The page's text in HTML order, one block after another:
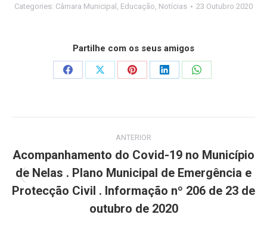
Categories: Câmara Municipal , Educação, Notícias 23 Outubro 2020
Partilhe com os seus amigos
Share
Share
Share
Share
Share
navigation
ANTERIOR
Previous
post:
Acompanhamento do Covid-19 no Município
de Nelas . Plano Municipal de Emergência e
Protecção Civil . Informação nº 206 de 23 de
outubro de 2020